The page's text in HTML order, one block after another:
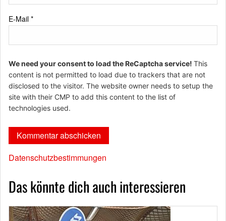
E-Mail *
We need your consent to load the ReCaptcha service! This
content is not permitted to load due to trackers that are not
disclosed to the visitor. The website owner needs to setup the
site with their CMP to add this content to the list of
technologies used.
Datenschutzbestimmungen
Das könnte dich auch interessieren